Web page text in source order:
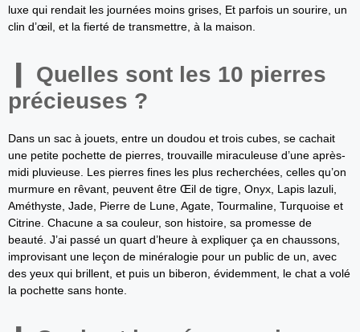
luxe qui rendait les journées moins grises, Et parfois un sourire, un
clin d’œil, et la fierté de transmettre, à la maison.
Quelles sont les 10 pierres
précieuses ?
Dans un sac à jouets, entre un doudou et trois cubes, se cachait
une petite pochette de pierres, trouvaille miraculeuse d’une après-
midi pluvieuse. Les pierres fines les plus recherchées, celles qu’on
murmure en rêvant, peuvent être Œil de tigre, Onyx, Lapis lazuli,
Améthyste, Jade, Pierre de Lune, Agate, Tourmaline, Turquoise et
Citrine. Chacune a sa couleur, son histoire, sa promesse de
beauté. J’ai passé un quart d’heure à expliquer ça en chaussons,
improvisant une leçon de minéralogie pour un public de un, avec
des yeux qui brillent, et puis un biberon, évidemment, le chat a volé
la pochette sans honte.